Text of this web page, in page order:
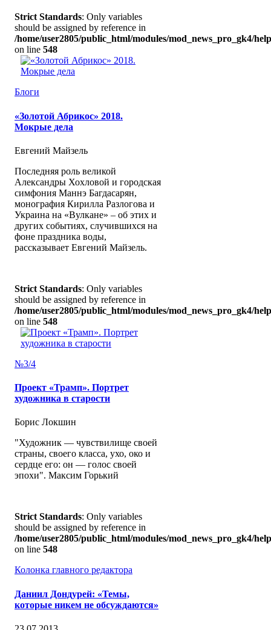
Strict Standards: Only variables
should be assigned by reference in
/home/user2805/public_html/modules/mod_news_pro_gk4/
on line 548
Блоги
«Золотой Абрикос» 2018.
Мокрые дела
Евгений Майзель
Последняя роль великой
Александры Хохловой и городская
симфония Маннэ Багдасарян,
монография Кирилла Разлогова и
Украина на «Вулкане» – об этих и
других событиях, случившихся на
фоне праздника воды,
рассказывает Евгений Майзель.
Strict Standards: Only variables
should be assigned by reference in
/home/user2805/public_html/modules/mod_news_pro_gk4/
on line 548
№3/4
Проект «Трамп». Портрет
художника в старости
Борис Локшин
"Художник — чувствилище своей
страны, своего класса, ухо, око и
сердце его: он — голос своей
эпохи". Максим Горький
Strict Standards: Only variables
should be assigned by reference in
/home/user2805/public_html/modules/mod_news_pro_gk4/
on line 548
Колонка главного редактора
Даниил Дондурей: «Темы,
которые никем не обсуждаются»